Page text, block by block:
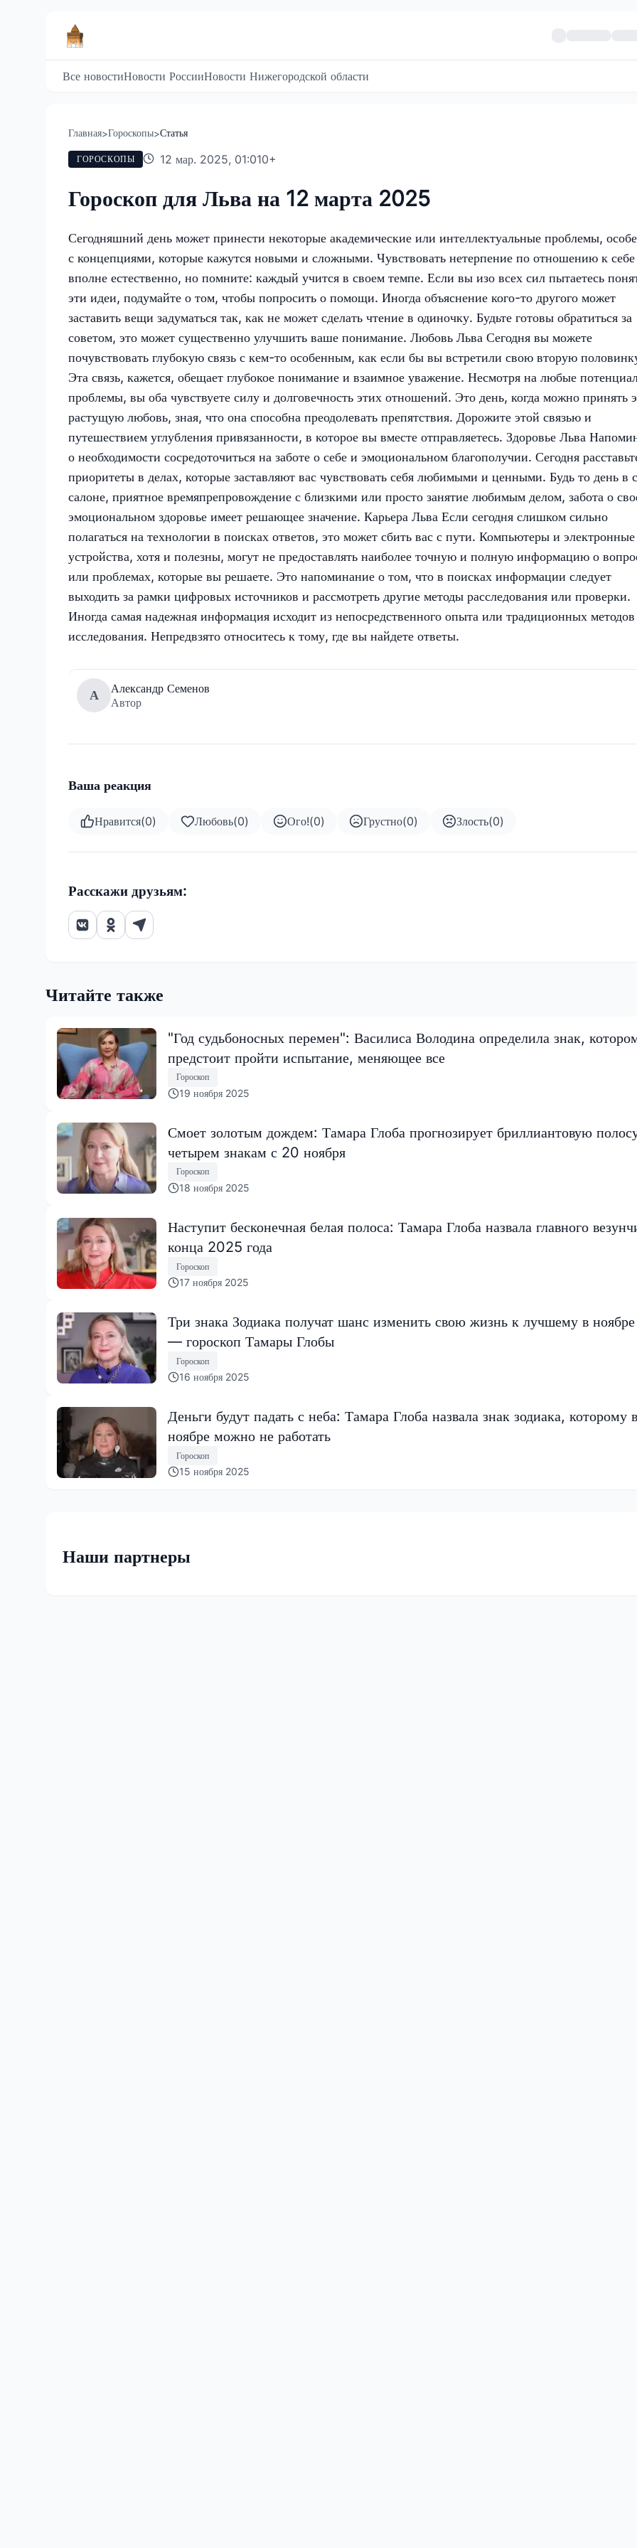
Все новостиНовости РоссииНовости Нижегородской области
Главная>Гороскопы>Статья
ГОРОСКОПЫ 12 мар. 2025, 01:010+
Гороскоп для Льва на 12 марта 2025
Сегодняшний день может принести некоторые академические или интеллектуальные проблемы,
с концепциями, которые кажутся новыми и сложными. Чувствовать нетерпение по отношению к себе
вполне естественно, но помните: каждый учится в своем темпе. Если вы изо всех сил пытаетесь
эти идеи, подумайте о том, чтобы попросить о помощи. Иногда объяснение кого-то другого может
заставить вещи задуматься так, как не может сделать чтение в одиночку. Будьте готовы обратиться за
советом, это может существенно улучшить ваше понимание. Любовь Льва Сегодня вы можете
почувствовать глубокую связь с кем-то особенным, как если бы вы встретили свою вторую
Эта связь, кажется, обещает глубокое понимание и взаимное уважение. Несмотря на любые
проблемы, вы оба чувствуете силу и долговечность этих отношений. Это день, когда можно принять
растущую любовь, зная, что она способна преодолевать препятствия. Дорожите этой связью и
путешествием углубления привязанности, в которое вы вместе отправляетесь. Здоровье Льва
о необходимости сосредоточиться на заботе о себе и эмоциональном благополучии. Сегодня
приоритеты в делах, которые заставляют вас чувствовать себя любимыми и ценными. Будь то день в
салоне, приятное времяпрепровождение с близкими или просто занятие любимым делом, забота о
эмоциональном здоровье имеет решающее значение. Карьера Льва Если сегодня слишком сильно
полагаться на технологии в поисках ответов, это может сбить вас с пути. Компьютеры и электронные
устройства, хотя и полезны, могут не предоставлять наиболее точную и полную информацию о
или проблемах, которые вы решаете. Это напоминание о том, что в поисках информации следует
выходить за рамки цифровых источников и рассмотреть другие методы расследования или проверки.
Иногда самая надежная информация исходит из непосредственного опыта или традиционных методов
исследования. Непредвзято относитесь к тому, где вы найдете ответы.
А
Александр Семенов
Автор
Ваша реакция
Нравится(0) Любовь(0) Ого!(0) Грустно(0) Злость(0)
Расскажи друзьям:
Читайте также
"Год судьбоносных перемен": Василиса Володина определила знак,
предстоит пройти испытание, меняющее все
Гороскоп
19 ноября 2025
Смоет золотым дождем: Тамара Глоба прогнозирует бриллиантовую
четырем знакам с 20 ноября
Гороскоп
18 ноября 2025
Наступит бесконечная белая полоса: Тамара Глоба назвала главного
конца 2025 года
Гороскоп
17 ноября 2025
Три знака Зодиака получат шанс изменить свою жизнь к лучшему в
— гороскоп Тамары Глобы
Гороскоп
16 ноября 2025
Деньги будут падать с неба: Тамара Глоба назвала знак зодиака, которому в
ноябре можно не работать
Гороскоп
15 ноября 2025
Наши партнеры